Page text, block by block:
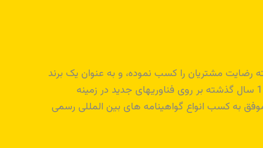
به روز توانسته رضایت مشتریان را کسب نموده، و به عنوان یک برند
خوب و قابل اعتماد برای کاوشگران مبتدی و حرفه ای در جهان شناخته شود.این کمپانی در ادامه پیشرفت در مسیر خود در 10 سال گذشته بر روی فناوریهای جدید در زمینه
به کسب انواع گواهینامه های بین المللی رسمی